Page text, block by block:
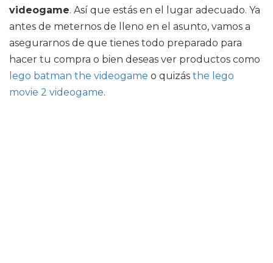
videogame. Así que estás en el lugar adecuado. Ya
antes de meternos de lleno en el asunto, vamos a
asegurarnos de que tienes todo preparado para
hacer tu compra o bien deseas ver productos como
lego batman the videogame o quizás the lego
movie 2 videogame.